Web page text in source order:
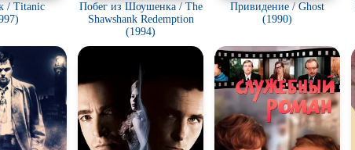
/ Titanic
Побег из Шоушенка / The
Shawshank Redemption
(1994)
Привидение / Ghost
(1990)